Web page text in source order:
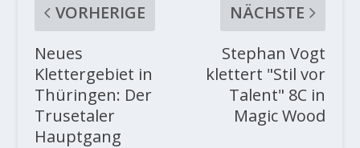
VORHERIGE
Neues
Klettergebiet in
Thüringen: Der
Trusetaler
Hauptgang
NÄCHSTE
Stephan Vogt
klettert "Stil vor
Talent" 8C in
Magic Wood